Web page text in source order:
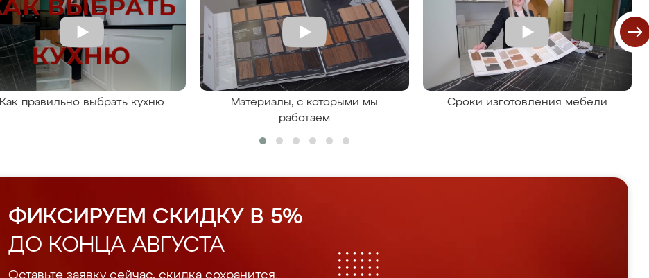
Как правильно выбрать кухню
Материалы, с которыми мы
работаем
Сроки изготовления мебели
ФИКСИРУЕМ СКИДКУ В 5%
ДО КОНЦА АВГУСТА
Оставьте заявку сейчас, скидка сохранится.